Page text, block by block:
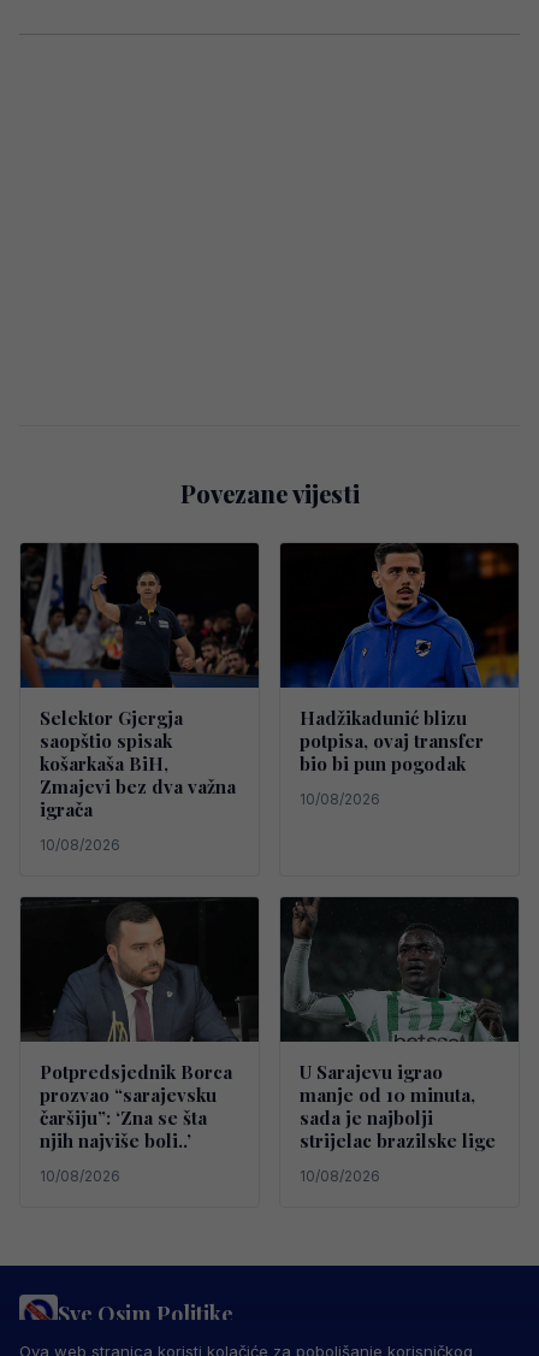
Povezane vijesti
Selektor Gjergja
saopštio spisak
košarkaša BiH,
Zmajevi bez dva važna
igrača
10/08/2026
Hadžikadunić blizu
potpisa, ovaj transfer
bio bi pun pogodak
10/08/2026
Potpredsjednik Borca
prozvao “sarajevsku
čaršiju”: ‘Zna se šta
njih najviše boli..’
10/08/2026
U Sarajevu igrao
manje od 10 minuta,
sada je najbolji
strijelac brazilske lige
10/08/2026
Sve Osim Politike
PRAVILA PRIVATNOSTI MARKETING USLOVI KORIŠTENJA
Ova web stranica koristi kolačiće za poboljšanje korisničkog